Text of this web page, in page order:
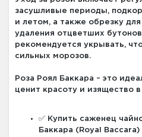
засушливые периоды,
и летом, а также обрезку
удаления отцветших
рекомендуется укрывать,
сильных морозов.
Роза Роял Баккара – это
ценит красоту и изящество в
✅ Купить саженец
Баккара (Royal